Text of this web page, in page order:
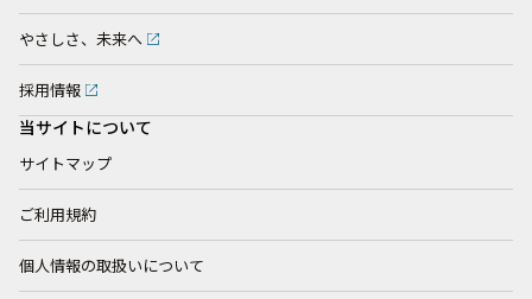
やさしさ、未来へ
採用情報
当サイトについて
サイトマップ
ご利用規約
個人情報の取扱いについて